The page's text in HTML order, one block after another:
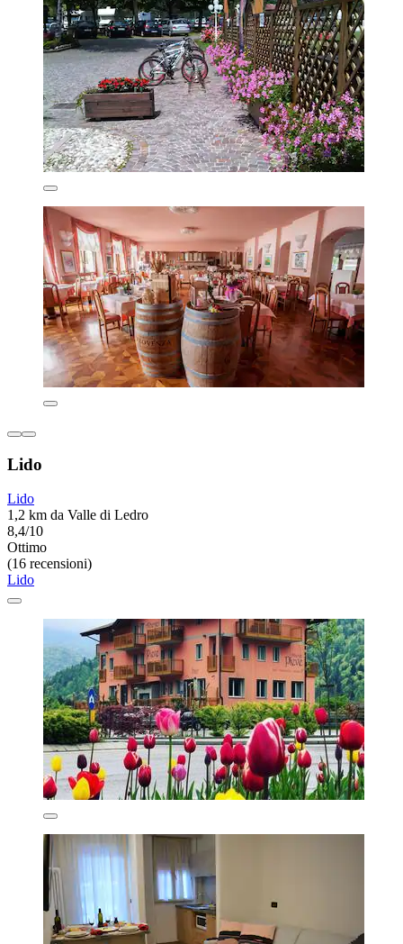
Lido
Lido
1,2 km da Valle di Ledro
8,4/10
Ottimo
(16 recensioni)
Lido